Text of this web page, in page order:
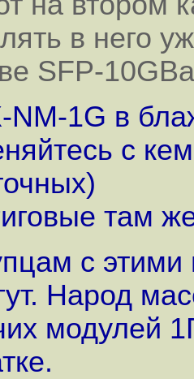
в него
SFP-
NM-1G в
с
там
с
Народ
модулей